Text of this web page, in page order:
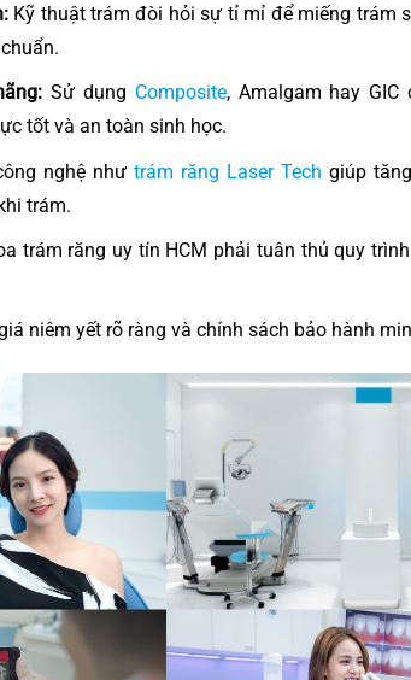
Kỹ thuật trám đòi hỏi sự tỉ mỉ để miếng trám
Sử dụng Composite, Amalgam hay
tốt và an toàn sinh học.
nghệ như trám răng Laser Tech giúp
trám.
trám răng uy tín HCM phải tuân thủ quy
niêm yết rõ ràng và chính sách bảo hành